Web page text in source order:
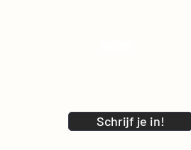
Schrijf je in!